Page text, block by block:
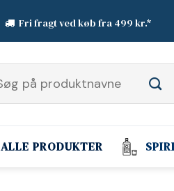
Fri fragt ved køb fra 499 kr.*
ALLE PRODUKTER